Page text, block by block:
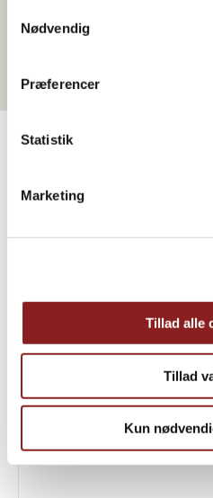
Nødvendig
Præferencer
Statistik
Marketing
Tillad alle
Tillad
Kun
Weitere